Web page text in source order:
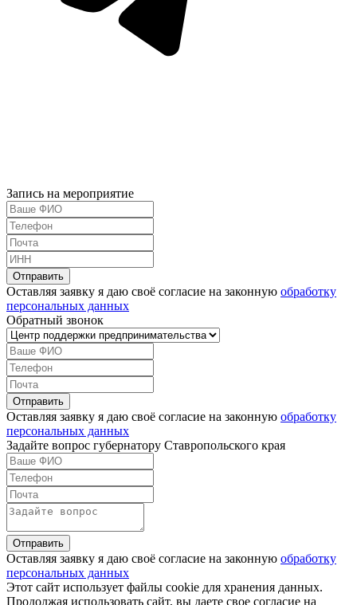
Запись на мероприятие
Оставляя заявку я даю своё согласие на законную обработку
персональных данных
Обратный звонок
Оставляя заявку я даю своё согласие на законную обработку
персональных данных
Задайте вопрос губернатору Ставропольского края
Оставляя заявку я даю своё согласие на законную обработку
персональных данных
Этот сайт использует файлы cookie для хранения данных.
Продолжая использовать сайт, вы даете свое согласие на